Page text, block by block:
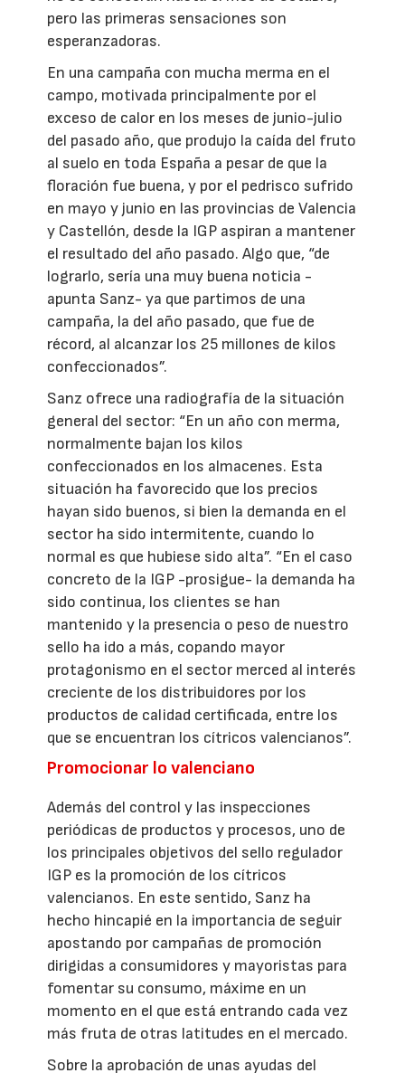
pero las primeras sensaciones son
esperanzadoras.
En una campaña con mucha merma en el
campo, motivada principalmente por el
exceso de calor en los meses de junio-julio
del pasado año, que produjo la caída del fruto
al suelo en toda España a pesar de que la
floración fue buena, y por el pedrisco sufrido
en mayo y junio en las provincias de Valencia
y Castellón, desde la IGP aspiran a mantener
el resultado del año pasado. Algo que, “de
lograrlo, sería una muy buena noticia -
apunta Sanz- ya que partimos de una
campaña, la del año pasado, que fue de
récord, al alcanzar los 25 millones de kilos
confeccionados”.
Sanz ofrece una radiografía de la situación
general del sector: “En un año con merma,
normalmente bajan los kilos
confeccionados en los almacenes. Esta
situación ha favorecido que los precios
hayan sido buenos, si bien la demanda en el
sector ha sido intermitente, cuando lo
normal es que hubiese sido alta”. “En el caso
concreto de la IGP -prosigue- la demanda ha
sido continua, los clientes se han
mantenido y la presencia o peso de nuestro
sello ha ido a más, copando mayor
protagonismo en el sector merced al interés
creciente de los distribuidores por los
productos de calidad certificada, entre los
que se encuentran los cítricos valencianos”.
Promocionar lo valenciano
Además del control y las inspecciones
periódicas de productos y procesos, uno de
los principales objetivos del sello regulador
IGP es la promoción de los cítricos
valencianos. En este sentido, Sanz ha
hecho hincapié en la importancia de seguir
apostando por campañas de promoción
dirigidas a consumidores y mayoristas para
fomentar su consumo, máxime en un
momento en el que está entrando cada vez
más fruta de otras latitudes en el mercado.
Sobre la aprobación de unas ayudas del